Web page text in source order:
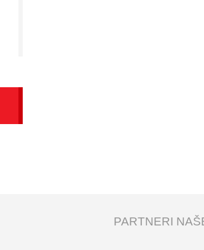
PARTNERI